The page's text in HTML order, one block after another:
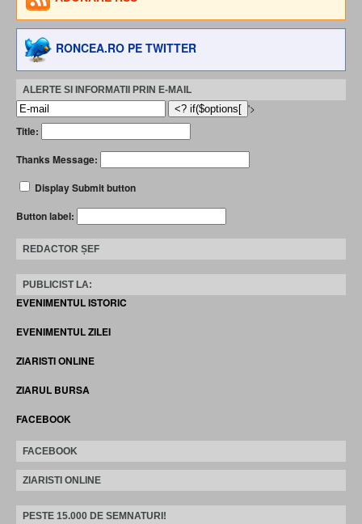
RONCEA.RO PE TWITTER
ALERTE SI INFORMATII PRIN E-MAIL
'>
Title:
Thanks Message:
Display Submit button
Button label:
REDACTOR ȘEF
PUBLICIST LA:
EVENIMENTUL ISTORIC
EVENIMENTUL ZILEI
ZIARISTI ONLINE
ZIARUL BURSA
FACEBOOK
FACEBOOK
ZIARISTI ONLINE
PESTE 15.000 DE SEMNATURI!